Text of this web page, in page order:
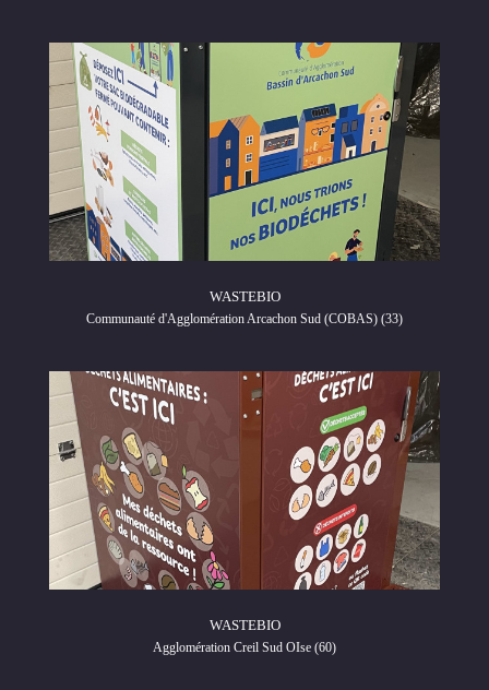
WASTEBIO
Communauté d'Agglomération Arcachon Sud (COBAS) (33)
WASTEBIO
Agglomération Creil Sud OIse (60)